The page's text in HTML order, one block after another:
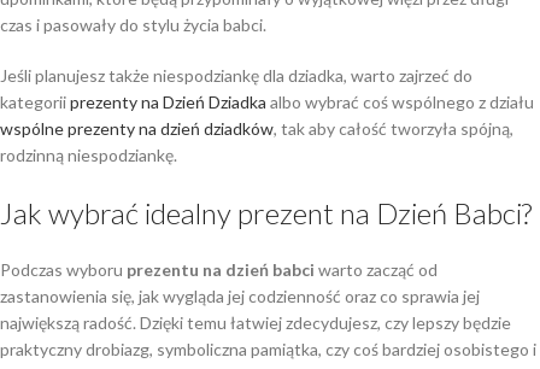
czas i pasowały do stylu życia babci.
Jeśli planujesz także niespodziankę dla dziadka, warto zajrzeć do
kategoriiprezenty na Dzień Dziadka albo wybrać coś wspólnego z działu
wspólne prezenty na dzień dziadków, tak aby całość tworzyła spójną,
rodzinną niespodziankę.
Jak wybrać idealny prezent na Dzień Babci?
Podczas wyboru prezentu na dzień babci warto zacząć od
zastanowienia się, jak wygląda jej codzienność oraz co sprawia jej
największą radość. Dzięki temu łatwiej zdecydujesz, czy lepszy będzie
praktyczny drobiazg, symboliczna pamiątka, czy coś bardziej osobistego i